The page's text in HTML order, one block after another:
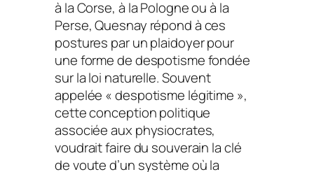
à la Corse, à la Pologne ou à la
Perse, Quesnay répond à ces
postures par un plaidoyer pour
une forme de despotisme fondée
sur la loi naturelle. Souvent
appelée « despotisme légitime »,
cette conception politique
associée aux physiocrates,
voudrait faire du souverain la clé
de voute d’un système où la